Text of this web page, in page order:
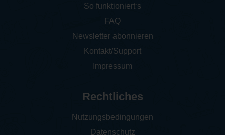
So funktioniert‘s
FAQ
Newsletter abonnieren
Kontakt/Support
Impressum
Rechtliches
Nutzungsbedingungen
Datenschutz